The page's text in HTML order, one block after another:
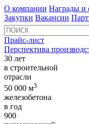
О компании Награды и
Закупки Вакансии
Прайс-лист
Перспектива
30 лет
в строительной
отрасли
50 000 м3
железобетона
в год
900